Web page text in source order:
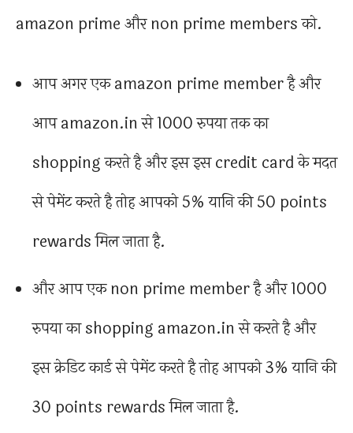
amazon prime और non prime members को.
आप अगर एक amazon prime member है और
आप amazon.in से 1000 रुपया तक का
shopping करते है और इस इस credit card के मदत
से पेमेंट करते है तोह आपको 5% यानि की 50 points
rewards मिल जाता है.
और आप एक non prime member है और 1000
रुपया का shopping amazon.in से करते है और
इस क्रेडिट कार्ड से पेमेंट करते है तोह आपको 3% यानि की
30 points rewards मिल जाता है.